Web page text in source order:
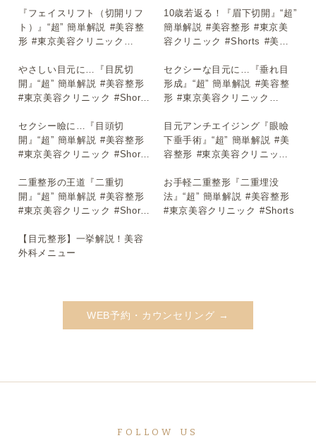
▶
『フェイスリフト（切開リフ
ト）』“超” 簡単解説 #美容整
形 #東京美容クリニック
クリニック #Shorts
▶
10歳若返る！『眉下切開』“超”
簡単解説 #美容整形 #東京美
容クリニック #Shorts #美容
#Shorts
▶
やさしい目元に…『目尻切
開』“超” 簡単解説 #美容整形
#東京美容クリニック #Shorts
ク #Shorts
▶
セクシーな目元に…『垂れ目
形成』“超” 簡単解説 #美容整
形 #東京美容クリニック
▶
セクシー瞼に…『目頭切
開』“超” 簡単解説 #美容整形
#東京美容クリニック #Shorts
ク #Shorts
▶
目元アンチエイジング『眼瞼
下垂手術』“超” 簡単解説 #美
容整形 #東京美容クリニック
クリニック #Shorts
▶
二重整形の王道『二重切
開』“超” 簡単解説 #美容整形
#東京美容クリニック #Shorts
ク #Shorts
▶
お手軽二重整形『二重埋没
法』“超” 簡単解説 #美容整形
#東京美容クリニック #Shorts
▶
【目元整形】一挙解説！美容
外科メニュー
WEB予約・カウンセリング →
FOLLOW US